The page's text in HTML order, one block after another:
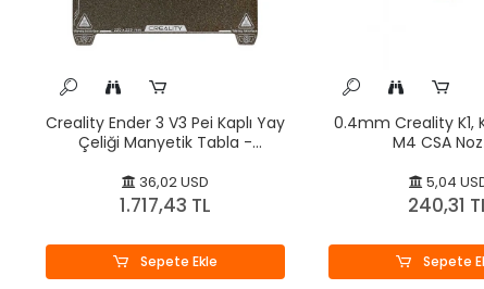
Creality Ender 3 V3 Pei Kaplı Yay
Çeliği Manyetik Tabla -
36,02 USD
1.717,43 TL
Sepete Ekle
0.4mm Creality K1,
M4 CSA
5,04
240,31
Sepete